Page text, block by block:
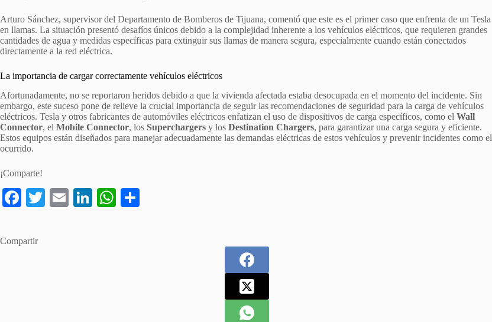
Arturo Sánchez, supervisor del Departamento de Bomberos de Tijuana, comentó que este es el primer caso que enfrenta de un Tesla
en llamas. La situación presentó desafíos únicos debido a la complejidad inherente a los vehículos eléctricos, que requieren grandes
cantidades de agua y medidas específicas para extinguir sus llamas de manera segura, especialmente cuando están conectados
directamente a la red eléctrica.
La importancia de cargar correctamente vehículos eléctricos
Afortunadamente, no se reportaron heridos debido a que la vivienda afectada estaba desocupada en el momento del incidente. Sin
embargo, este suceso pone de relieve la crucial importancia de seguir las recomendaciones de seguridad para la carga de vehículos
eléctricos. Tesla y otros fabricantes de automóviles eléctricos enfatizan el uso de dispositivos de carga específicos, como el Wall
Connector, el Mobile Connector, los Superchargers y los Destination Chargers, para garantizar una carga segura y eficiente.
Estos equipos están diseñados para manejar adecuadamente las demandas eléctricas de estos vehículos y prevenir incidentes como el
ocurrido.
¡Comparte!
Fa
bo
T
E
Li W
Compartir